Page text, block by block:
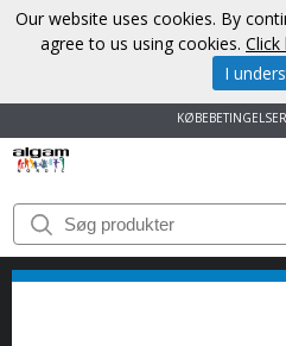
KØBEBETINGELSER
START
VAREMÆRKER
Our website uses cookies. By
agree to us using cookies.
I